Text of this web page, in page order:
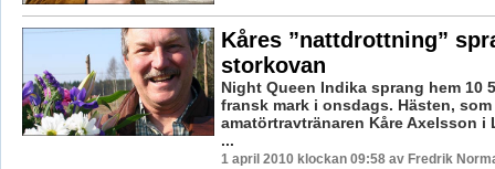
Kåres ”nattdrottning”
storkovan
Night Queen Indika sprang hem 10
fransk mark i onsdags. Hästen, som
amatörtravtränaren Kåre Axelsson i
...
1 april 2010 klockan 09:58 av Fredrik